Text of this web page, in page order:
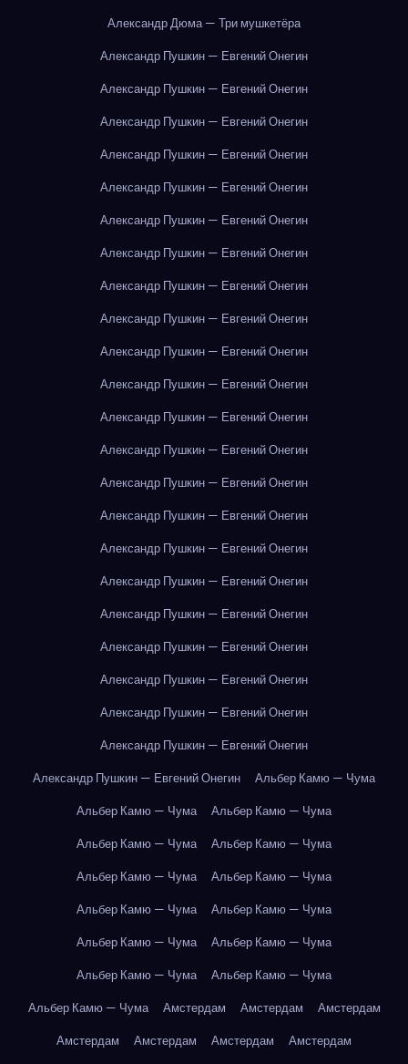
Александр Дюма — Три мушкетёра
Александр Пушкин — Евгений Онегин
Александр Пушкин — Евгений Онегин
Александр Пушкин — Евгений Онегин
Александр Пушкин — Евгений Онегин
Александр Пушкин — Евгений Онегин
Александр Пушкин — Евгений Онегин
Александр Пушкин — Евгений Онегин
Александр Пушкин — Евгений Онегин
Александр Пушкин — Евгений Онегин
Александр Пушкин — Евгений Онегин
Александр Пушкин — Евгений Онегин
Александр Пушкин — Евгений Онегин
Александр Пушкин — Евгений Онегин
Александр Пушкин — Евгений Онегин
Александр Пушкин — Евгений Онегин
Александр Пушкин — Евгений Онегин
Александр Пушкин — Евгений Онегин
Александр Пушкин — Евгений Онегин
Александр Пушкин — Евгений Онегин
Александр Пушкин — Евгений Онегин
Александр Пушкин — Евгений Онегин
Александр Пушкин — Евгений Онегин
Александр Пушкин — Евгений Онегин
Альбер Камю — Чума
Альбер Камю — Чума
Альбер Камю — Чума
Альбер Камю — Чума
Альбер Камю — Чума
Альбер Камю — Чума
Альбер Камю — Чума
Альбер Камю — Чума
Альбер Камю — Чума
Альбер Камю — Чума
Альбер Камю — Чума
Альбер Камю — Чума
Альбер Камю — Чума
Альбер Камю — Чума
Амстердам Амстердам
Амстердам
Амстердам
Амстердам Амстердам
Амстердам